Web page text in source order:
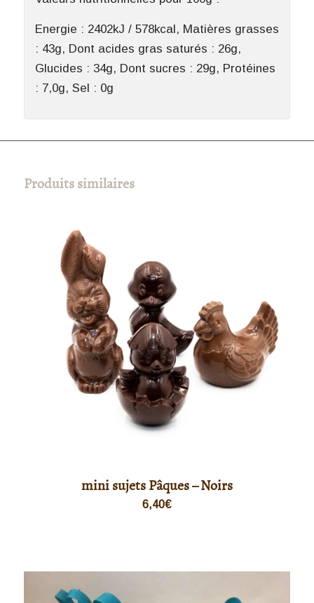
Energie : 2402kJ / 578kcal, Matières grasses
: 43g, Dont acides gras saturés : 26g,
Glucides : 34g, Dont sucres : 29g, Protéines
: 7,0g, Sel : 0g
Produits similaires
mini sujets Pâques – Noirs
6,40€